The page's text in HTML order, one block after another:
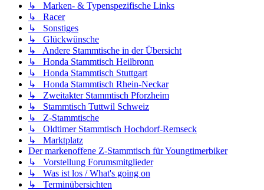
↳ Marken- & Typenspezifische Links
↳ Racer
↳ Sonstiges
↳ Glückwünsche
↳ Andere Stammtische in der Übersicht
↳ Honda Stammtisch Heilbronn
↳ Honda Stammtisch Stuttgart
↳ Honda Stammtisch Rhein-Neckar
↳ Zweitakter Stammtisch Pforzheim
↳ Stammtisch Tuttwil Schweiz
↳ Z-Stammtische
↳ Oldtimer Stammtisch Hochdorf-Remseck
↳ Marktplatz
Der markenoffene Z-Stammtisch für Youngtimerbiker
↳ Vorstellung Forumsmitglieder
↳ Was ist los / What's going on
↳ Terminübersichten